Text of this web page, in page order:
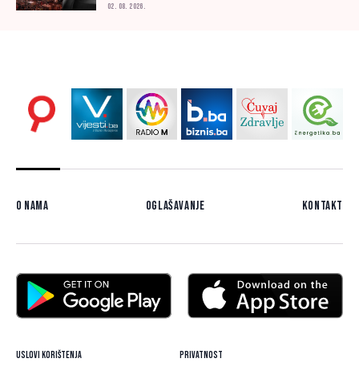
02. 08. 2026.
O nama Oglašavanje Kontakt
Uslovi korištenja Privatnost